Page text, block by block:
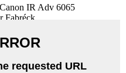
IR Adv 6065
Fabréck
Botzrollen fir de
huet méi wéi 6000
ultimativen One-